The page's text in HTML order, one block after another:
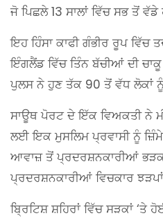
ਜੋ ਪਿਛਲੇ 13 ਸਾਲਾਂ ਵਿੱਚ ਸਭ ਤੋਂ ਵੱਡੇ
ਇਹ ਹਿੰਸਾ ਕਾਫੀ ਗੰਭੀਰ ਰੂਪ
ਇੰਗਲੈਂਡ ਵਿੱਚ ਤਿੰਨ ਬੱਚੀਆਂ ਦੀ
ਪੁਲਸ ਨੇ ਹੁਣ ਤੱਕ 90 ਤੋਂ ਵੱਧ ਲੋਕਾਂ ਨੂੰ
ਸਾਊਥ ਪੋਰਟ ਦੇ ਇੱਕ ਵਿਅਕਤੀ ਨੇ
ਲਈ ਇਕ ਮੁਸਲਿਮ ਪ੍ਰਵਾਸੀ ਨੂੰ
ਆਵਾਜ਼ ਤੋਂ ਪ੍ਰਦਰਸ਼ਨਕਾਰੀਆਂ
ਪ੍ਰਦਰਸ਼ਨਕਾਰੀਆਂ ਵਿਚਕਾਰ
ਬ੍ਰਿਟਿਸ਼ ਸ਼ਹਿਰਾਂ ਵਿੱਚ ਸੜਕਾਂ ‘ਤੇ